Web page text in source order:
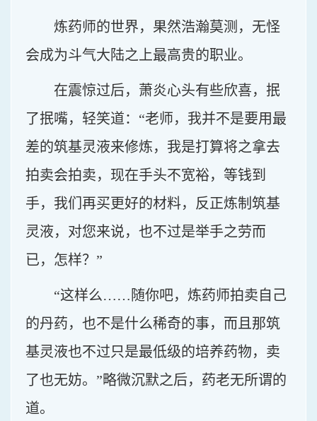
炼药师的世界，果然浩瀚莫测，无怪
会成为斗气大陆之上最高贵的职业。
在震惊过后，萧炎心头有些欣喜，抿
了抿嘴，轻笑道：“老师，我并不是要用最
差的筑基灵液来修炼，我是打算将之拿去
拍卖会拍卖，现在手头不宽裕，等钱到
手，我们再买更好的材料，反正炼制筑基
灵液，对您来说，也不过是举手之劳而
已，怎样？”
“这样么……随你吧，炼药师拍卖自己
的丹药，也不是什么稀奇的事，而且那筑
基灵液也不过只是最低级的培养药物，卖
了也无妨。”略微沉默之后，药老无所谓的
道。